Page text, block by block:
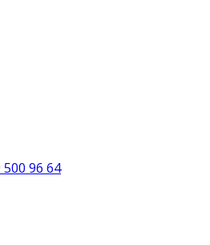
500 96 64